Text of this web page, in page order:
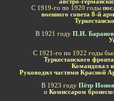
австро-
С 1919-го по 1920 годы
военного совета 8-й
В 1921 году П.И.
С 1921-го по 1922 годы
Туркестанского фронта
Командовал
Руководил частями Красной
В 1923 году Пётр
и Комиссаром